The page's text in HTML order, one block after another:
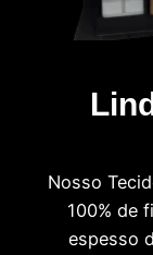
Nosso
100% de
espesso